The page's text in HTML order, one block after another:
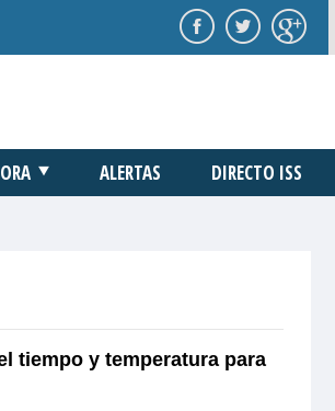
ALERTAS DIRECTO ISS
tiempo y temperatura para